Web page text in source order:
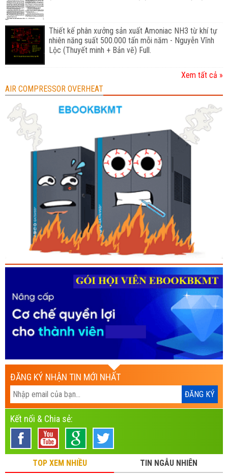
Thiết kế phân xưởng sản xuất Amoniac NH3 từ khí tự
nhiên năng suất 500.000 tấn mỗi năm - Nguyễn Vĩnh
Lộc (Thuyết minh + Bản vẽ) Full.
Xem tất cả »
AIR COMPRESSOR OVERHEAT
ĐĂNG KÝ NHẬN TIN MỚI NHẤT
Kết nối & Chia sẻ:
TOP XEM NHIỀU
TIN NGẪU NHIÊN